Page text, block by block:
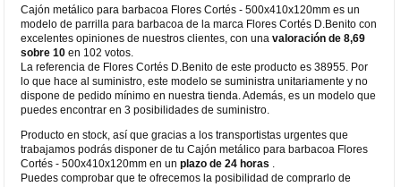
Cajón metálico para barbacoa Flores Cortés - 500x410x120mm es un
modelo de parrilla para barbacoa de la marca Flores Cortés D.Benito con
excelentes opiniones de nuestros clientes, con unavaloración de 8,69
sobre 10 en 102 votos.
La referencia de Flores Cortés D.Benito de este producto es 38955. Por
lo que hace al suministro, este modelo se suministra unitariamente y no
dispone de pedido mínimo en nuestra tienda. Además, es un modelo que
puedes encontrar en 3 posibilidades de suministro.
Producto en stock, así que gracias a los transportistas urgentes que
trabajamos podrás disponer de tu Cajón metálico para barbacoa Flores
Cortés - 500x410x120mm en unplazo de 24 horas
Puedes comprobar que te ofrecemos la posibilidad de comprarlo de